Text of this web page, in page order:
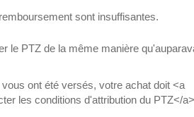
sont insuffisantes.
le PTZ de la même manière
ont été versés, votre achat doit <a
les conditions d'attribution du PTZ</